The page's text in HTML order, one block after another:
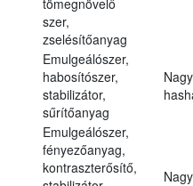
szer,
zselésítőanyag
Emulgeálószer,
habosítószer,
stabilizátor,
sűrítőanyag
Emulgeálószer,
fényezőanyag,
kontraszterősítő,